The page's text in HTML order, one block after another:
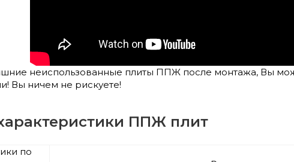
неиспользованные плиты ППЖ после монтажа, Вы
Вы ничем не рискуете!
ППЖ плит
по